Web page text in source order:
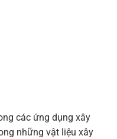
các ứng dụng xây
những vật liệu xây